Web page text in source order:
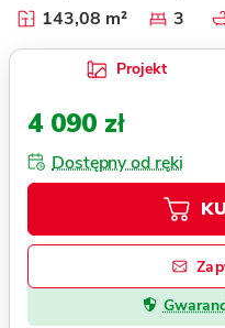
143,08 m² 3
Projekt
4 090 zł
Dostępny od ręki